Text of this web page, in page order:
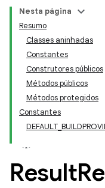
Nesta página
Resumo
Classes aninhadas
Constantes
Construtores públicos
Métodos públicos
Métodos protegidos
Constantes
Result